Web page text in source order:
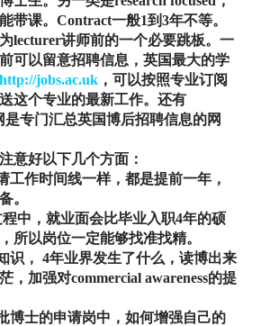
带课。Contract一般1到3年不等。
lecturer讲师前的一个必要跳板。一
可以留意招聘信息，英国最大的学
http://jobs.ac.uk ，可以按照专业订阅
这个专业的最新工作。还有
是专门汇总英国博后招聘信息的网
意好以下几个方面：
工作时间线一样，都是提前一年，
。
中，就业面会比毕业入职4年的硕
所以岗位一定能够找准找精。
识， 4年业界发生了什么，读博出来
，加强对commercial awareness的提
博士的申请岗中，如何增强自己的